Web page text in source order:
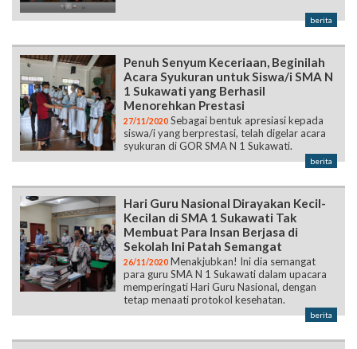
berita
Penuh Senyum Keceriaan, Beginilah
Acara Syukuran untuk Siswa/i SMA N
1 Sukawati yang Berhasil
Menorehkan Prestasi
27/11/2020 Sebagai bentuk apresiasi kepada
siswa/i yang berprestasi, telah digelar acara
syukuran di GOR SMA N 1 Sukawati.
berita
Hari Guru Nasional Dirayakan Kecil-
Kecilan di SMA 1 Sukawati Tak
Membuat Para Insan Berjasa di
Sekolah Ini Patah Semangat
26/11/2020 Menakjubkan! Ini dia semangat
para guru SMA N 1 Sukawati dalam upacara
memperingati Hari Guru Nasional, dengan
tetap menaati protokol kesehatan.
berita